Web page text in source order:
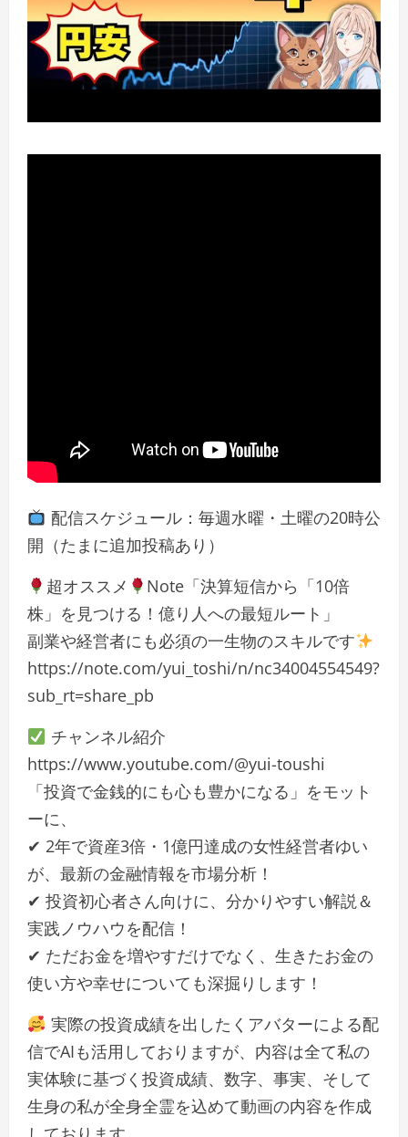
配信スケジュール：毎週水曜・土曜の20時公
開（たまに追加投稿あり）
超オススメ
Note「決算短信から「10倍
株」を見つける！億り人への最短ルート」
副業や経営者にも必須の一生物のスキルです
https://note.com/yui_toshi/n/nc34004554549?
sub_rt=share_pb
チャンネル紹介
https://www.youtube.com/@yui-toushi
「投資で金銭的にも心も豊かになる」をモット
ーに、
✔︎ 2年で資産3倍・1億円達成の女性経営者ゆい
が、最新の金融情報を市場分析！
✔︎ 投資初心者さん向けに、分かりやすい解説＆
実践ノウハウを配信！
✔︎ ただお金を増やすだけでなく、生きたお金の
使い方や幸せについても深掘りします！
実際の投資成績を出したくアバターによる配
信でAIも活用しておりますが、内容は全て私の
実体験に基づく投資成績、数字、事実、そして
生身の私が全身全霊を込めて動画の内容を作成